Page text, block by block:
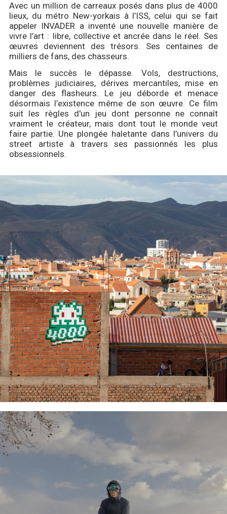
Avec un million de carreaux posés dans plus de 4000
lieux, du métro New-yorkais à l’ISS, celui qui se fait
appeler INVADER a inventé une nouvelle manière de
vivre l’art : libre, collective et ancrée dans le réel. Ses
œuvres deviennent des trésors. Ses centaines de
milliers de fans, des chasseurs.
Mais le succès le dépasse. Vols, destructions,
problèmes judiciaires, dérives mercantiles, mise en
danger des flasheurs. Le jeu déborde et menace
désormais l’existence même de son œuvre. Ce film
suit les règles d'un jeu dont personne ne connaît
vraiment le créateur, mais dont tout le monde veut
faire partie. Une plongée haletante dans l’univers du
street artiste à travers ses passionnés les plus
obsessionnels.